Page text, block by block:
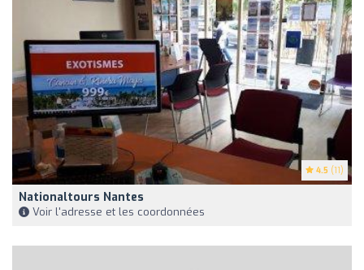
4.5 (11)
Nationaltours Nantes
Voir l'adresse et les coordonnées